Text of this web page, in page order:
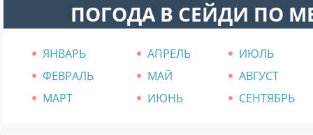
ПОГОДА В СЕЙДИ ПО
ЯНВАРЬ АПРЕЛЬ
ИЮЛЬ
ФЕВРАЛЬ
МАЙ
АВГУСТ
МАРТ
ИЮНЬ СЕНТЯБРЬ